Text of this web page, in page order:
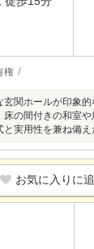
権
関ホールが印象
の間付きの和室
実用性を兼ね備え
お気に入りに